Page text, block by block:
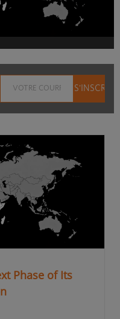
Phase of Its